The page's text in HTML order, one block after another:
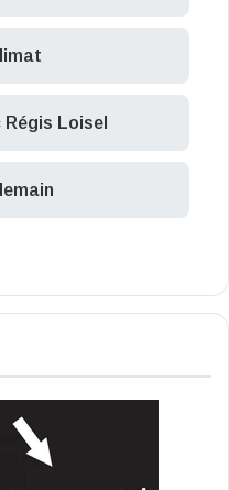
Loisel